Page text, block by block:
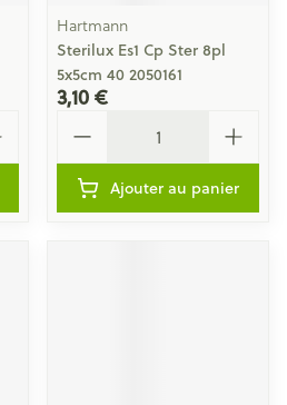
Hartmann
Sterilux Es1 Cp Ster 8pl
5x5cm 40 2050161
3,10 €
Ajouter au panier